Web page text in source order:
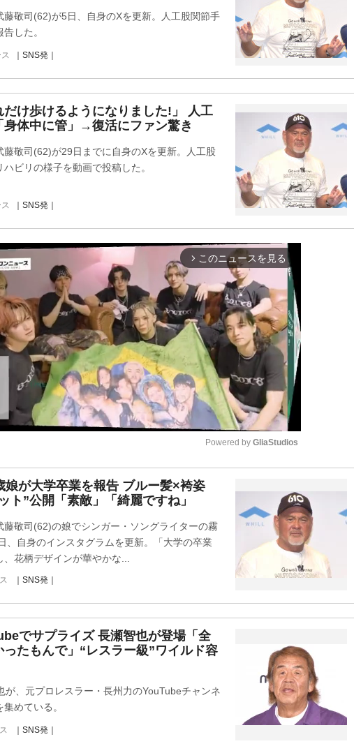
藤敬司(62)が5日、自身のXを更新。人工股関節手
した。
｜SNS発｜
だけ歩けるようになりました!」 人工
身体中に管」→復活にファン驚き
藤敬司(62)が29日までに自身のXを更新。人工股
ビリの様子を動画で投稿した。
｜SNS発｜
arrow_forward_ios このニュースを見る
t
Powered by GliaStudios
娘が大学卒業を報告 ブルー髪×袴姿
ト”公開「素敵」「綺麗ですね」
藤敬司(62)の娘でシンガー・ソングライターの霧
、自身のインスタグラムを更新。「大学の卒業
花柄デザインが華やかな...
｜SNS発｜
でサプライズ 長瀬智也が登場「全
たもんで」“レスラー級”ワイルド容
が、元プロレスラー・長州力のYouTubeチャンネ
めている。
｜SNS発｜